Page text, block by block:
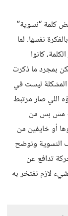
كلمة “نسوية”
نفسها. لما
كانوا
بمجرد ما ذكرت
المشكلة ليست في
اللي صار مرتبط
مش بس من
أو خايفين من
النسوية ونوضح
تدافع عن
شيء لازم نفتخر به